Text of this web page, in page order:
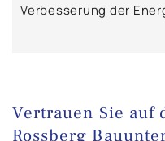
Verbesserung der
Vertrauen Sie auf
Rossberg